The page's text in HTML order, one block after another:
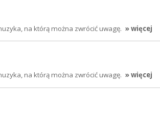
na którą można zwrócić uwagę. » więcej
na którą można zwrócić uwagę. » więcej